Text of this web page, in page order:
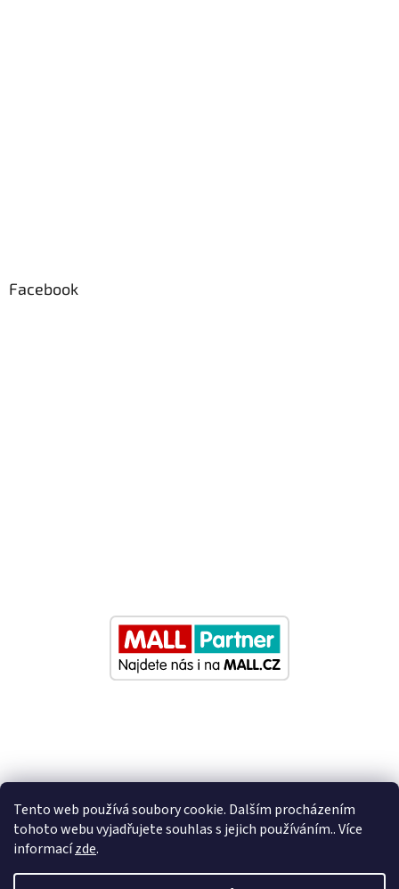
Tento web používá soubory cookie. Dalším procházením
tohoto webu vyjadřujete souhlas s jejich používáním.. Více
informacízde.
Facebook